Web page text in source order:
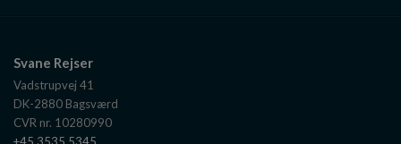
Svane Rejser
Vadstrupvej 41
DK-2880 Bagsværd
CVR nr. 10280990